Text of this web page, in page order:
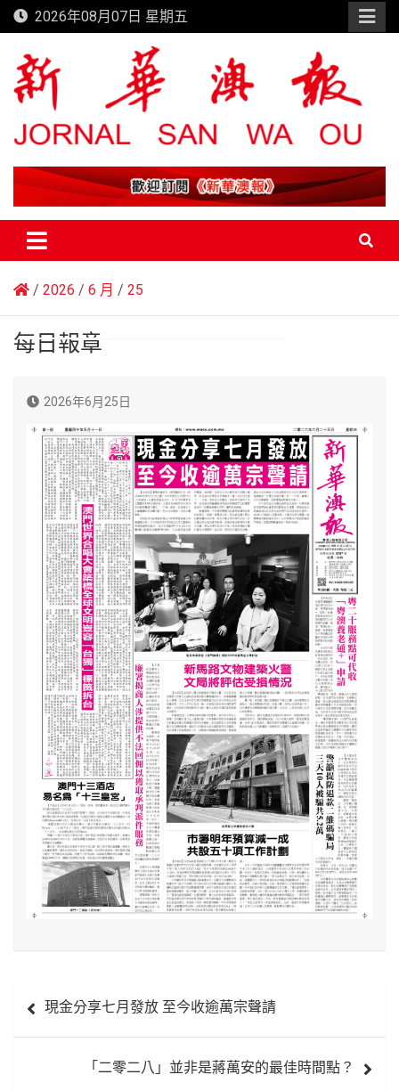
Skip
to
content
2026年08月07日 星期五
新華澳報
2026 6 月 25
每日報章
2026年6月25日
章 現金分享七月發放 至今收逾萬宗聲請
「二零二八」並非是蔣萬安的最佳時間點？